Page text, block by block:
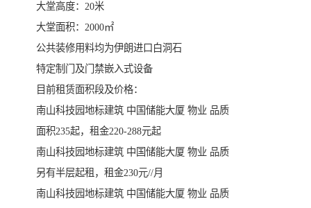
大堂高度：20米
大堂面积：2000㎡
公共装修用料均为伊朗进口白洞石
特定制门及门禁嵌入式设备
目前租赁面积段及价格：
南山科技园地标建筑 中国储能大厦 物业 品质
面积235起，租金220-288元起
南山科技园地标建筑 中国储能大厦 物业 品质
另有半层起租，租金230元//月
南山科技园地标建筑 中国储能大厦 物业 品质